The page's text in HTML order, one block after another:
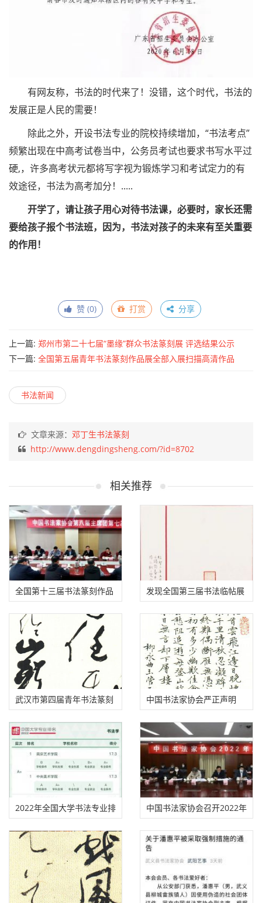
有网友称，书法的时代来了！没错，这个时代，书法的
发展正是人民的需要！
除此之外，开设书法专业的院校持续增加，“书法考点”
频繁出现在中高考试卷当中，公务员考试也要求书写水平过
硬,，许多高考状元都将写字视为锻炼学习和考试定力的有
效途径，书法为高考加分！.....
开学了，请让孩子用心对待书法课，必要时，家长还需
要给孩子报个书法班，因为，书法对孩子的未来有至关重要
的作用！
赞 (0) 打赏 分享
上一篇: 郑州市第二十七届“墨缘”群众书法篆刻展 评选结果公示
下一篇: 全国第五届青年书法篆刻作品展全部入展扫描高清作品
书法新闻
文章来源： 邓丁生书法篆刻
http://www.dengdingsheng.com/?id=8702
相关推荐
全国第十三届书法篆刻作品
展即将发布征稿启事
发现全国第三届书法临帖展
一件疑似抄袭作品
武汉市第四届青年书法篆刻
作品展答投稿作者问
中国书法家协会严正声明
2022年全国大学书法专业排
名，来看你学校排第几！
中国书法家协会召开2022年
度工作会议